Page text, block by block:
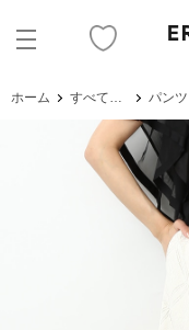
ホーム すべてのアイテム パンツ